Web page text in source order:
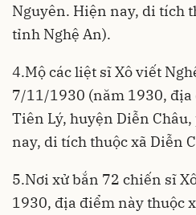
Nguyên. Hiện nay, di tích
tỉnh Nghệ An).
4.Mộ các liệt sĩ Xô viết
7/11/1930 (năm 1930, địa
Tiên Lý, huyện Diễn
nay, di tích thuộc xã Diễn
5.Nơi xử bắn 72 chiến sĩ
1930, địa điểm này thuộc